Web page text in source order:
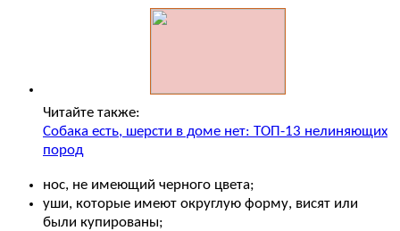
Читайте также:
Собака есть, шерсти в доме нет: ТОП-13 нелиняющих
пород
нос, не имеющий черного цвета;
уши, которые имеют округлую форму, висят или
были купированы;